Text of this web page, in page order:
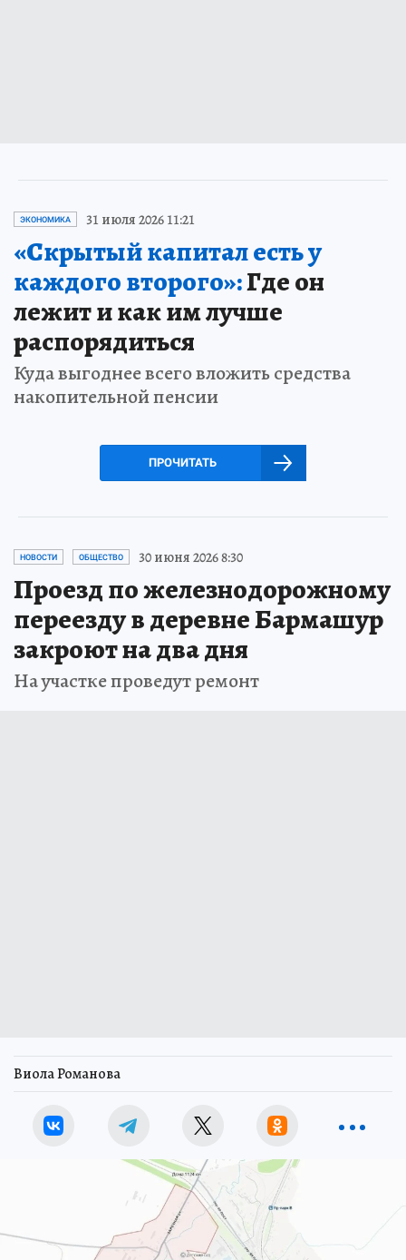
ЭКОНОМИКА 31 июля 2026 11:21
«Скрытый капитал есть у
каждого второго»:Где он
лежит и как им лучше
распорядиться
Куда выгоднее всего вложить средства
накопительной пенсии
ПРОЧИТАТЬ
НОВОСТИ ОБЩЕСТВО 30 июня 2026 8:30
Проезд по железнодорожному
переезду в деревне Бармашур
закроют на два дня
На участке проведут ремонт
Виола Романова